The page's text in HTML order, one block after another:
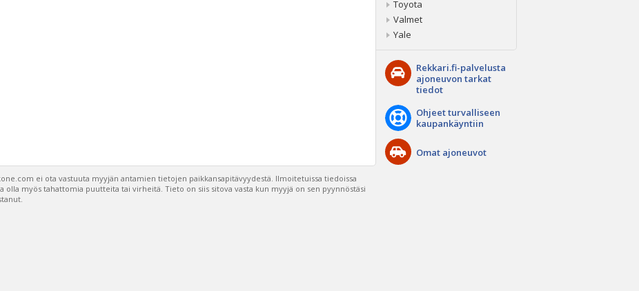
ei ota vastuuta myyjän antamien tietojen paikkansapitävyydestä. Ilmoitetuissa tiedoissa
olla myös tahattomia puutteita tai virheitä. Tieto on siis sitova vasta kun myyjä on sen pyynnöstäsi
Toyota
Valmet
Yale
Rekkari.fi-palvelusta
ajoneuvon tarkat
tiedot
Ohjeet turvalliseen
kaupankäyntiin
Omat ajoneuvot